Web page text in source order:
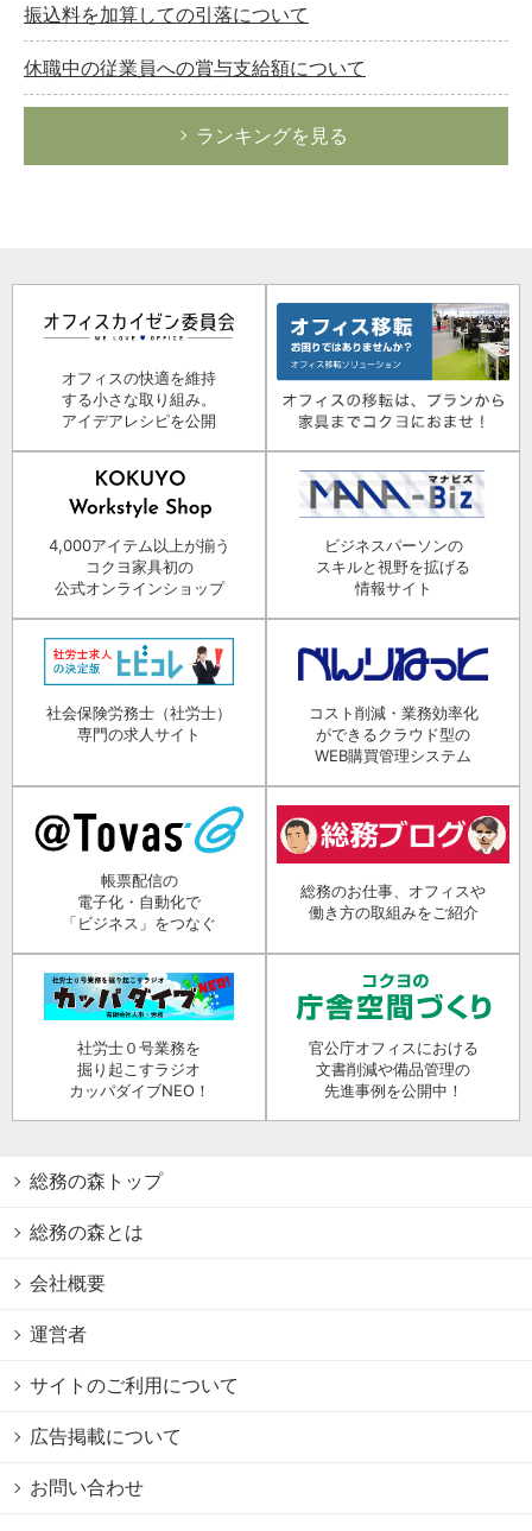
振込料を加算しての引落について
休職中の従業員への賞与支給額について
ランキングを見る
オフィスの快適を維持
する小さな取り組み。
アイデアレシピを公開
4,000アイテム以上が揃う
コクヨ家具初の
公式オンラインショップ
ビジネスパーソンの
スキルと視野を拡げる
情報サイト
社会保険労務士（社労士）
専門の求人サイト
コスト削減・業務効率化
ができるクラウド型の
WEB購買管理システム
帳票配信の
電子化・自動化で
「ビジネス」をつなぐ
総務のお仕事、オフィスや
働き方の取組みをご紹介
社労士０号業務を
掘り起こすラジオ
カッパダイブNEO！
官公庁オフィスにおける
文書削減や備品管理の
先進事例を公開中！
総務の森トップ
総務の森とは
会社概要
運営者
サイトのご利用について
広告掲載について
お問い合わせ